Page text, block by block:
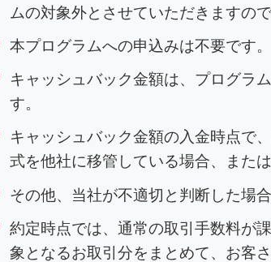
ムの対象外とさせていただきますの
本プログラムへの申込みは不要です。
キャッシュバック金額は、プログラ
す。
キャッシュバック金額の入金時点で
式を他社に移管している場合、また
その他、当社が不適切と判断した場
約定時点では、通常の取引手数料が
象となるお取引分をまとめて、お客